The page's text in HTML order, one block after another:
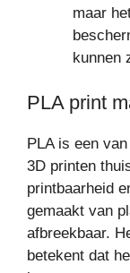
maar
kunnen
PLA print
PLA is een
3D printen
printbaarheid
gemaakt van
afbreekbaar.
betekent dat